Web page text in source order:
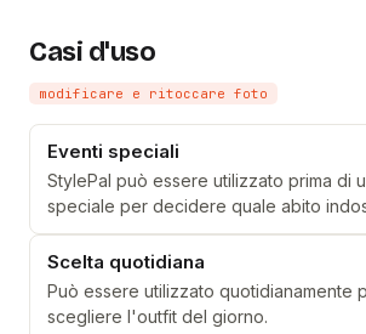
Casi d'uso
modificare e ritoccare foto
Eventi speciali
StylePal può essere utilizzato prima di
speciale per decidere quale abito
Scelta quotidiana
Può essere utilizzato quotidianamente
scegliere l'outfit del giorno.